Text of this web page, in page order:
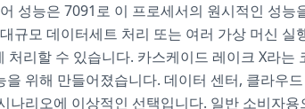
성능은 7091로 이 프로세서의 원시적인 성능
규모 데이터세트 처리 또는 여러 가상 머신 실
처리할 수 있습니다. 카스케이드 레이크 X라는
을 위해 만들어졌습니다. 데이터 센터, 클라우
나리오에 이상적인 선택입니다. 일반 소비자용